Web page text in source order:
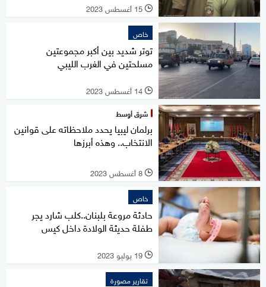
l 15 أغسطس 2023
خاص
توتر شديد بين أكبر مجموعتين
مسلحتين في الغرب الليبي
l 14 أغسطس 2023
شرق أوسط
برلمان ليبيا يحدد ملاحظاته على قوانين
الانتخاب.. وهذه أبرزها
l 8 أغسطس 2023
خاص
حادثة مروعة بلبنان..كلب شارد يجر
طفلة حديثة الولادة داخل كيس
l 19 يوليو 2023
تقارير مصورة